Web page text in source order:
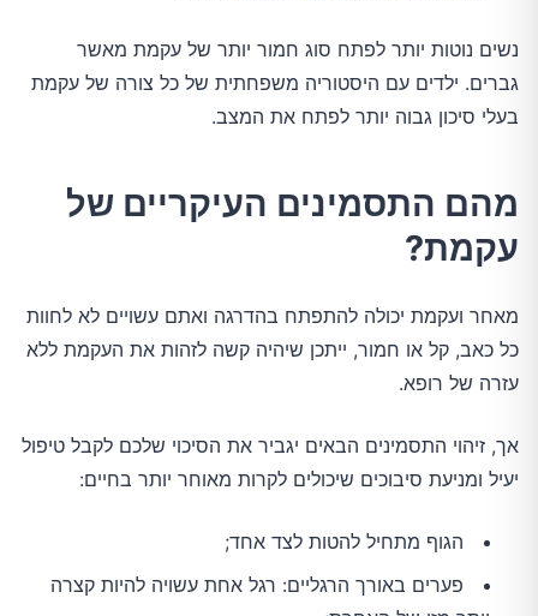
נשים נוטות יותר לפתח סוג חמור יותר של עקמת מאשר
גברים. ילדים עם היסטוריה משפחתית של כל צורה של עקמת
בעלי סיכון גבוה יותר לפתח את המצב.
מהם התסמינים העיקריים של
עקמת?
מאחר ועקמת יכולה להתפתח בהדרגה ואתם עשויים לא לחוות
כל כאב, קל או חמור, ייתכן שיהיה קשה לזהות את העקמת ללא
עזרה של רופא.
אך, זיהוי התסמינים הבאים יגביר את הסיכוי שלכם לקבל טיפול
יעיל ומניעת סיבוכים שיכולים לקרות מאוחר יותר בחיים:
הגוף מתחיל להטות לצד אחד;
פערים באורך הרגליים: רגל אחת עשויה להיות קצרה